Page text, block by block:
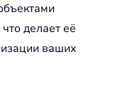
делает её
ваших